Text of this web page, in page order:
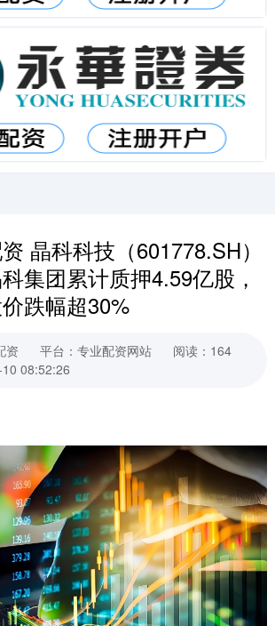
晶科科技（601778.SH）
集团累计质押4.59亿股，
跌幅超30%
资 平台：专业配资网站
阅读：164
08:52:26